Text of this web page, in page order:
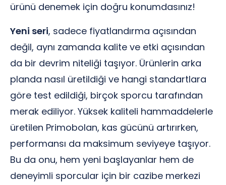
ürünü denemek için doğru konumdasınız!
Yeni seri, sadece fiyatlandırma açısından
değil, aynı zamanda kalite ve etki açısından
da bir devrim niteliği taşıyor. Ürünlerin arka
planda nasıl üretildiği ve hangi standartlara
göre test edildiği, birçok sporcu tarafından
merak ediliyor. Yüksek kaliteli hammaddelerle
üretilen Primobolan, kas gücünü artırırken,
performansı da maksimum seviyeye taşıyor.
Bu da onu, hem yeni başlayanlar hem de
deneyimli sporcular için bir cazibe merkezi